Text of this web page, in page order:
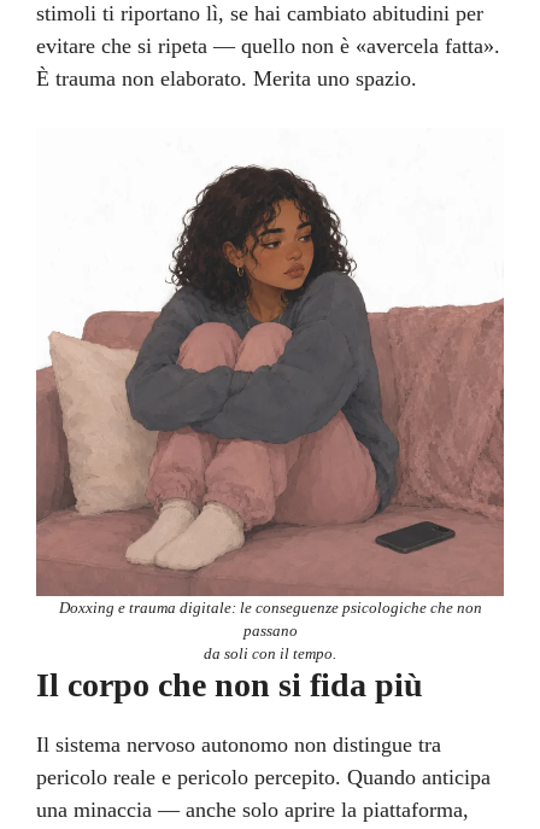
stimoli ti riportano lì, se hai cambiato abitudini per
evitare che si ripeta — quello non è «avercela fatta».
È trauma non elaborato. Merita uno spazio.
Doxxing e trauma digitale: le conseguenze psicologiche che non
passano
da soli con il tempo.
Il corpo che non si fida più
Il sistema nervoso autonomo non distingue tra
pericolo reale e pericolo percepito. Quando anticipa
una minaccia — anche solo aprire la piattaforma,